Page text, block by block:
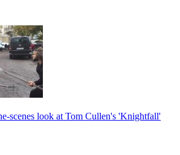
scenes look at Tom Cullen's 'Knightfall'